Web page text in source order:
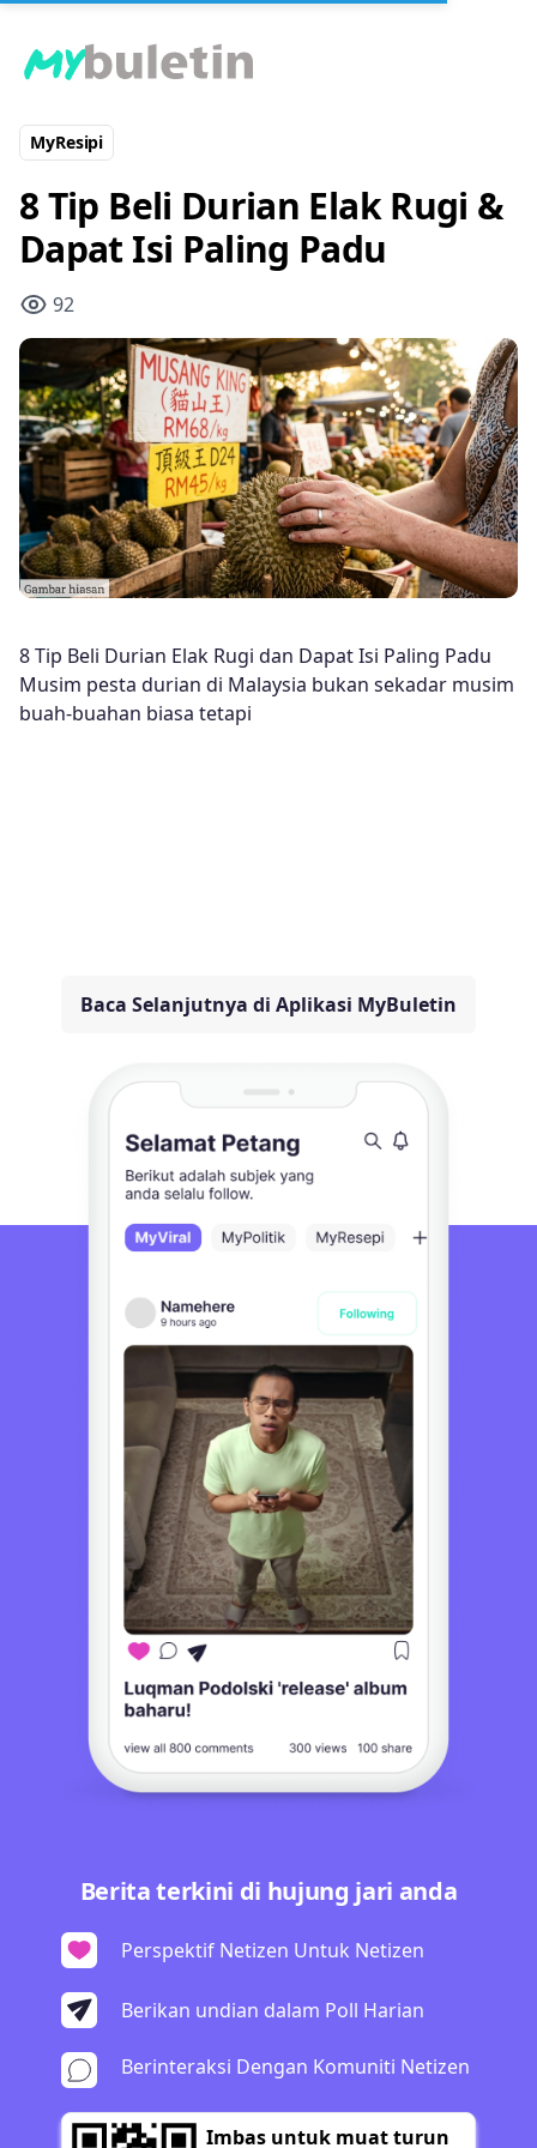
MyResipi
8 Tip Beli Durian Elak Rugi &
Dapat Isi Paling Padu
92
8 Tip Beli Durian Elak Rugi dan Dapat Isi Paling Padu
Musim pesta durian di Malaysia bukan sekadar musim
buah-buahan biasa tetapi
Baca Selanjutnya di Aplikasi MyBuletin
Berita terkini di hujung jari anda
Perspektif Netizen Untuk Netizen
Berikan undian dalam Poll Harian
Berinteraksi Dengan Komuniti Netizen
Imbas untuk muat turun